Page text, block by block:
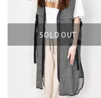
SOLD OUT